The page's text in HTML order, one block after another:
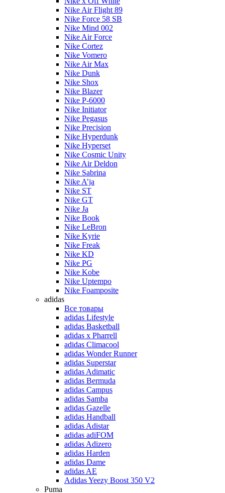
Nike Air Flight 89
Nike Force 58 SB
Nike Mind 002
Nike Air Force
Nike Cortez
Nike Vomero
Nike Air Max
Nike Dunk
Nike Shox
Nike Blazer
Nike P-6000
Nike Initiator
Nike Pegasus
Nike Precision
Nike Hyperdunk
Nike Hyperset
Nike Cosmic Unity
Nike Air Deldon
Nike Sabrina
Nike A’ja
Nike ST
Nike GT
Nike Ja
Nike Book
Nike LeBron
Nike Kyrie
Nike Freak
Nike KD
Nike PG
Nike Kobe
Nike Uptempo
Nike Foamposite
adidas
Все товары
adidas Lifestyle
adidas Basketball
adidas x Pharrell
adidas Climacool
adidas Wonder Runner
adidas Superstar
adidas Adimatic
adidas Bermuda
adidas Campus
adidas Samba
adidas Gazelle
adidas Handball
adidas Adistar
adidas adiFOM
adidas Adizero
adidas Harden
adidas Dame
adidas AE
Adidas Yeezy Boost 350 V2
Puma